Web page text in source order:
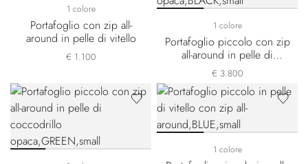
1 colore
Portafoglio con zip all-
around in pelle di vitello
€ 1.100
1 colore
Portafoglio piccolo con zip
all-around in pelle di
coccodrillo opaca
€ 3.800
1 colore